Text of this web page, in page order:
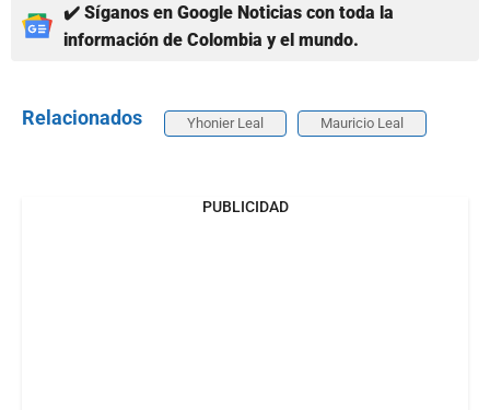
✔️ Síganos en Google Noticias con toda la
información de Colombia y el mundo.
Relacionados Yhonier Leal Mauricio Leal
PUBLICIDAD